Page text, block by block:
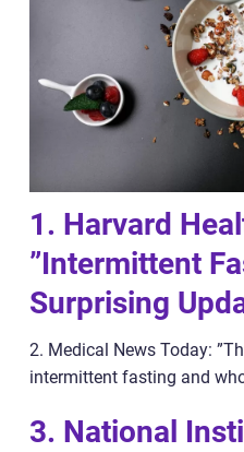
1. Harvard
”Intermittent
Surprising
2. Medical News Today:
intermittent fasting and
3. National